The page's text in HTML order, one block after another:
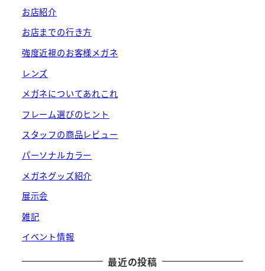
お店紹介
お店までの行き方
強度近視のお客様メガネ
レンズ
メガネについてあれこれ
フレーム選びのヒント
スタッフの商品レビュー
パーソナルカラー
メガネグッズ紹介
展示会
雑記
イベント情報
最近の投稿